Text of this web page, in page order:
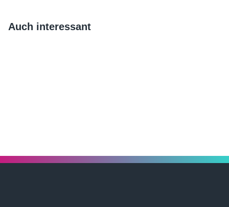
Auch interessant